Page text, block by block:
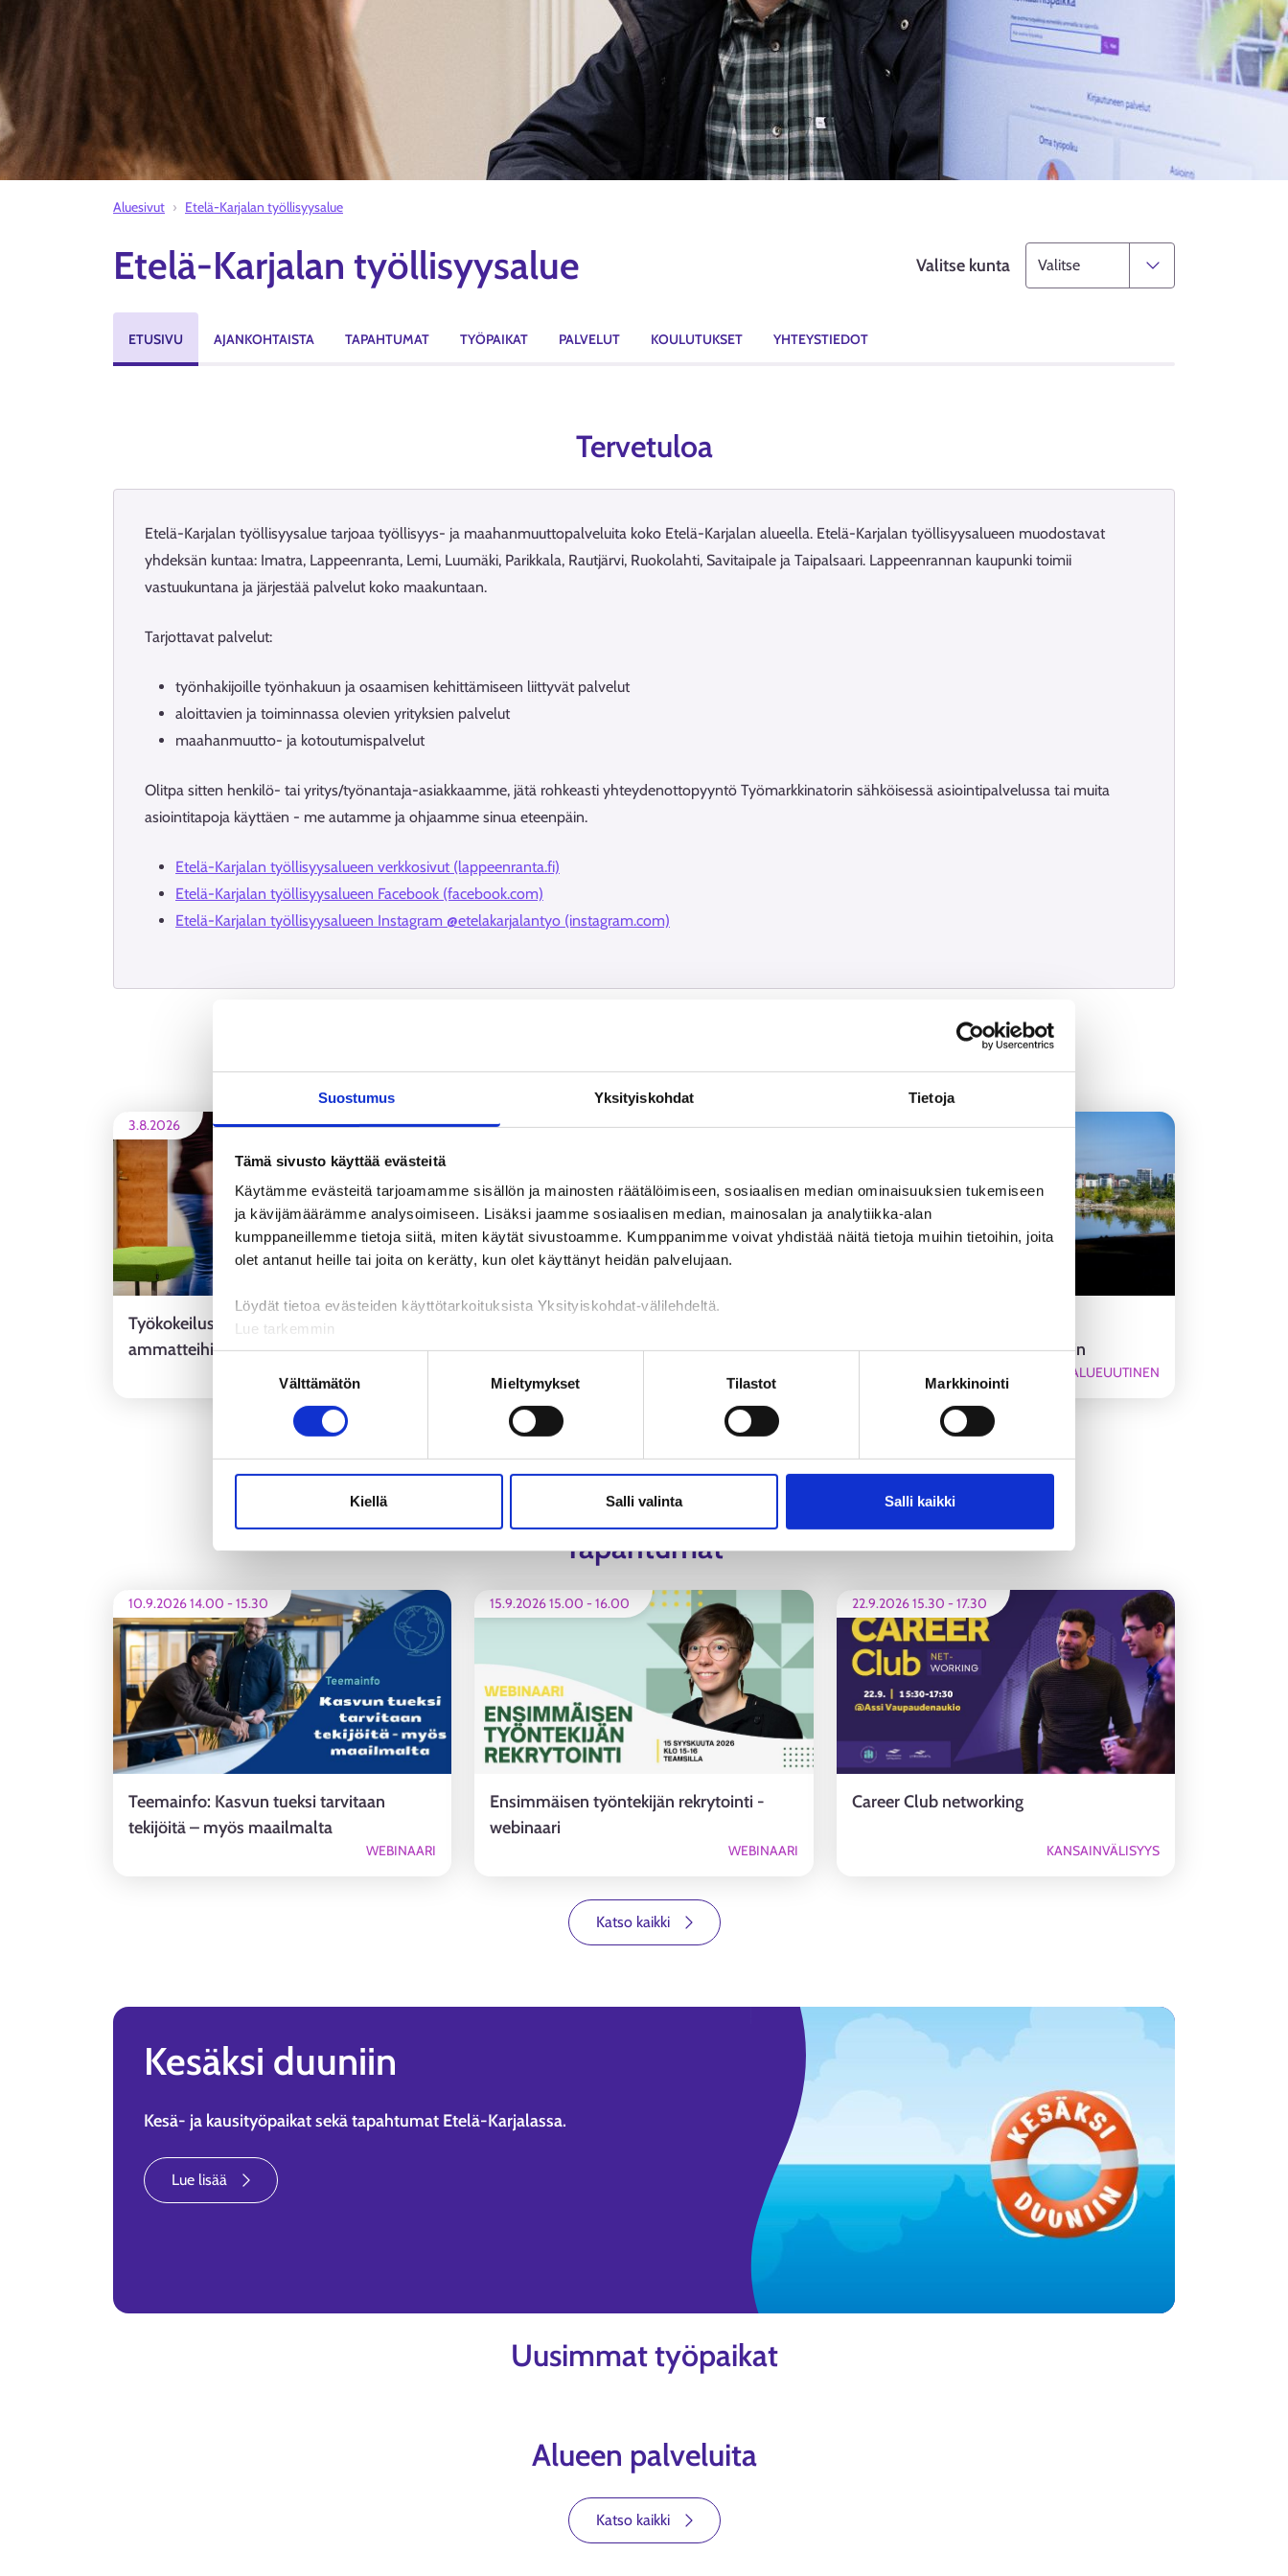
Suostumus Yksityiskohdat Tietoja
Tämä sivusto käyttää evästeitä
Käytämme evästeitä tarjoamamme sisällön ja mainosten räätälöimiseen, sosiaalisen median ominaisuuksien tukemiseen
ja kävijämäärämme analysoimiseen. Lisäksi jaamme sosiaalisen median, mainosalan ja analytiikka-alan
kumppaneillemme tietoja siitä, miten käytät sivustoamme. Kumppanimme voivat yhdistää näitä tietoja muihin tietoihin, joita
olet antanut heille tai joita on kerätty, kun olet käyttänyt heidän palvelujaan.
Löydät tietoa evästeiden käyttötarkoituksista Yksityiskohdat-välilehdeltä.
Lue tarkemmin
Evästeet
Tietosuoja ja henkilötietojen käsittely
Suostumuksen
Välttämätön Mieltymykset Tilastot Markkinointi
Kiellä Salli valinta Salli kaikki
Aluesivut Etelä-Karjalan työllisyysalue
Etelä-Karjalan työllisyysalue Valitse kunta
ETUSIVU AJANKOHTAISTA TAPAHTUMAT TYÖPAIKAT PALVELUT KOULUTUKSET YHTEYSTIEDOT
Tervetuloa
Etelä-Karjalan työllisyysalue tarjoaa työllisyys- ja maahanmuuttopalveluita koko Etelä-Karjalan alueella. Etelä-Karjalan työllisyysalueen muodostavat
yhdeksän kuntaa: Imatra, Lappeenranta, Lemi, Luumäki, Parikkala, Rautjärvi, Ruokolahti, Savitaipale ja Taipalsaari. Lappeenrannan kaupunki toimii
vastuukuntana ja järjestää palvelut koko maakuntaan.
Tarjottavat palvelut:
työnhakijoille työnhakuun ja osaamisen kehittämiseen liittyvät palvelut
aloittavien ja toiminnassa olevien yrityksien palvelut
maahanmuutto- ja kotoutumispalvelut
Olitpa sitten henkilö- tai yritys/työnantaja-asiakkaamme, jätä rohkeasti yhteydenottopyyntö Työmarkkinatorin sähköisessä asiointipalvelussa tai muita
asiointitapoja käyttäen - me autamme ja ohjaamme sinua eteenpäin.
Etelä-Karjalan työllisyysalueen verkkosivut (lappeenranta.fi)
Etelä-Karjalan työllisyysalueen Facebook (facebook.com)
Etelä-Karjalan työllisyysalueen Instagram @etelakarjalantyo (instagram.com)
Ajankohtaista
3.8.2026
Työkokeilussa pääset tutustumaan
ammatteihin käytännössä
16.7.2026
merkittäviä kevennyksiä
26.6.2026
työllisyysalueen aukioloaikoihin
ALUEUUTINEN
Tapahtumat
10.9.2026 14.00 -15.30
Teemainfo: Kasvun tueksi tarvitaan
tekijöitä – myös maailmalta
WEBINAARI
15.9.2026 15.00 -16.00
Ensimmäisen työntekijän rekrytointi -
webinaari
WEBINAARI
22.9.2026 15.30 -17.30
Career Club networking
KANSAINVÄLISYYS
Katso kaikki
Kesäksi duuniin
Kesä- ja kausityöpaikat sekä tapahtumat Etelä-Karjalassa.
Lue lisää
Uusimmat työpaikat
Alueen palveluita
Katso kaikki